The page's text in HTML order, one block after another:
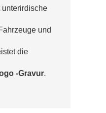
unterirdische
und
die
-Gravur.